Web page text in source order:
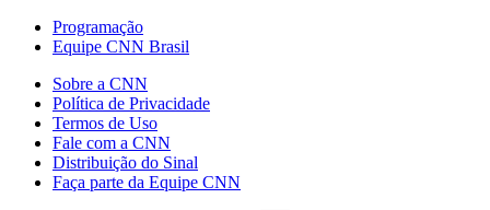
Programação
Equipe CNN Brasil
Sobre a CNN
Política de Privacidade
Termos de Uso
Fale com a CNN
Distribuição do Sinal
Faça parte da Equipe CNN